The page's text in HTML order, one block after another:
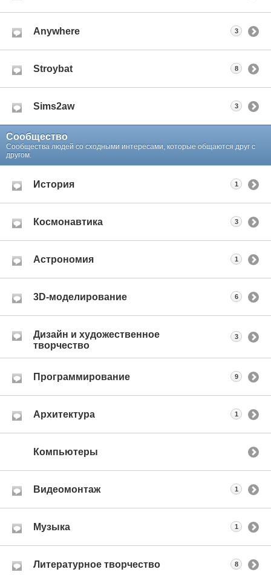
Anywhere 3
Stroybat 8
Sims2aw 3
Сообщество
Сообщества людей со сходными интересами, которые общаются друг с
другом.
История 1
Космонавтика 3
Астрономия 1
3D-моделирование 6
Дизайн и художественное
творчество
3
Программирование 9
Архитектура 1
Компьютеры
Видеомонтаж 1
Музыка 1
Литературное творчество 8